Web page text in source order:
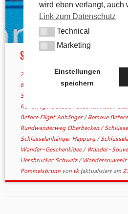
Sie sind da!
27. Januar 2026inAllgemein
800hmr Wanderweg/Bergsport
Schlüsselanhänger
Rundweg / Outdoor Geschenkidee/
Before Flight Anhänger/Remove
Rundwanderweg Oberbecken/
Schlüsselanhänger Happurg/
Wander-Geschenkidee/ Wander-
Hersbrucker Schweiz/ Wandersouvenir
Pommelsbrunn von tk(aktualisiert am
wird eben verlangt, auch
Link zum Datenschutz
TechnicalTechnical
MarketingMarketing
Einstellungen
speichern